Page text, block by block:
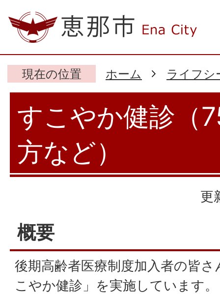
現在の位置 ホーム ライフシ
すこやか健診（
方など）
更
概要
後期高齢者医療制度加入者の皆
こやか健診」を実施しています。